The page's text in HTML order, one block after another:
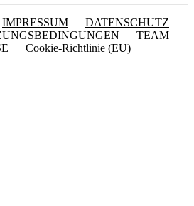
IMPRESSUM
DATENSCHUTZ
TEAM
Cookie-Richtlinie (EU)